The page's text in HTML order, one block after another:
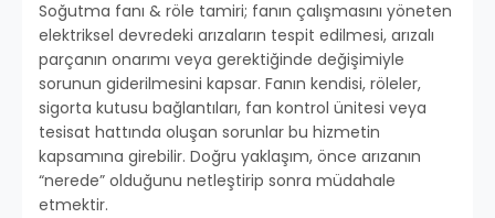
Soğutma fanı & röle tamiri; fanın çalışmasını yöneten
elektriksel devredeki arızaların tespit edilmesi, arızalı
parçanın onarımı veya gerektiğinde değişimiyle
sorunun giderilmesini kapsar. Fanın kendisi, röleler,
sigorta kutusu bağlantıları, fan kontrol ünitesi veya
tesisat hattında oluşan sorunlar bu hizmetin
kapsamına girebilir. Doğru yaklaşım, önce arızanın
“nerede” olduğunu netleştirip sonra müdahale
etmektir.